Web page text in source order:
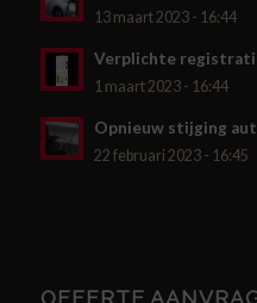
13 maart 2023 - 16:44
Verplichte
1 maart 2023 - 16:44
Opnieuw stijging
22 februari 2023 - 16:45
OFFERTE